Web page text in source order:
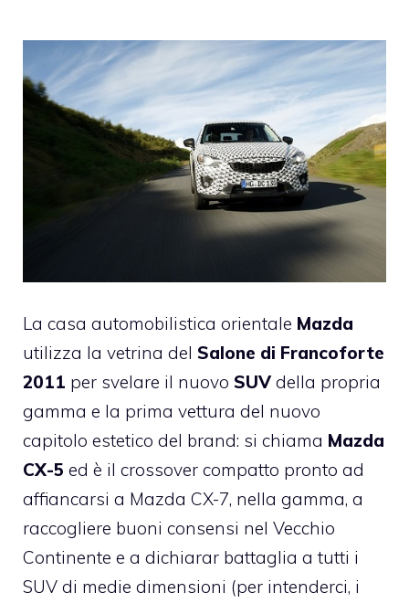
La casa automobilistica orientale Mazda
utilizza la vetrina del Salone di Francoforte
2011 per svelare il nuovo SUV della propria
gamma e la prima vettura del nuovo
capitolo estetico del brand: si chiama Mazda
CX-5 ed è il crossover compatto pronto ad
affiancarsi a Mazda CX-7, nella gamma, a
raccogliere buoni consensi nel Vecchio
Continente e a dichiarar battaglia a tutti i
SUV di medie dimensioni (per intenderci, i